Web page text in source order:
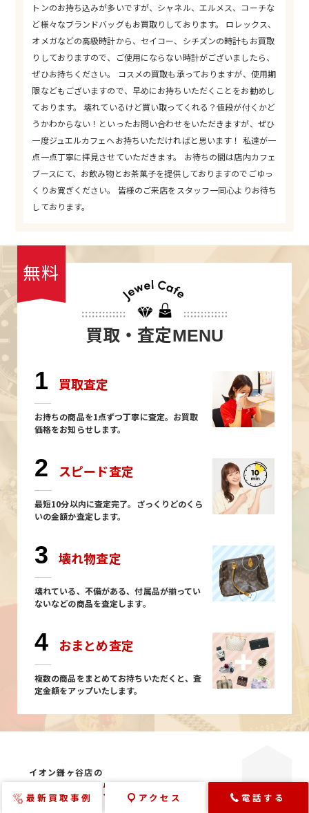
トンのお持ち込みが多いですが、シャネル、エルメス、コーチな
ど様々なブランドバッグもお買取りしております。 ロレックス、
オメガなどの高級時計から、セイコー、シチズンの時計もお買取
りしておりますので、ご使用にならない時計がございましたら、
ぜひお持ちください。 コスメの買取も承っておりますが、使用期
限などもございますので、早めにお持ちいただくことをお勧めし
ております。 壊れているけど買い取ってくれる？値段が付くかど
うかわからない！といったお問い合わせをいただきますが、ぜひ
一度ジュエルカフェへお持ちいただければと思います！ 私達が一
点一点丁寧に拝見させていただきます。 お待ちの間は店内カフェ
ブースにて、お飲み物とお茶菓子を提供しておりますのでごゆっ
くりお寛ぎください。 皆様のご来店をスタッフ一同心よりお待ち
しております。
無料
買取・査定MENU
1 買取査定
お持ちの商品を1点ずつ丁寧に査定。お買取
価格をお知らせします。
2 スピード査定
最短10分以内に査定完了。ざっくりどのくら
いの金額か査定します。
3 壊れ物査定
壊れている、不備がある、付属品が揃ってい
ないなどの商品を査定します。
4 おまとめ査定
複数の商品をまとめてお持ちいただくと、査
定金額をアップいたします。
イオン鎌ヶ谷店の
よくある ご質問
Faq
最新買取事例 アクセス 電話する